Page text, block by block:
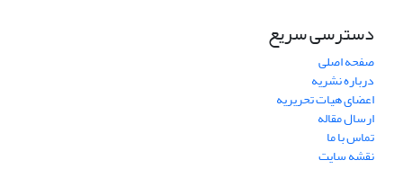
دسترسی سریع
صفحه اصلی
درباره نشریه
اعضای هیات تحریریه
ارسال مقاله
تماس با ما
نقشه سایت